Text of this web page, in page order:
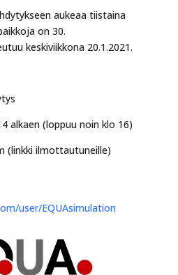
aukeaa tiistaina
on 30.
keskiviikkona 20.1.2021.
alkaen (loppuu noin klo 16)
(linkki ilmottautuneille)
user/EQUAsimulation